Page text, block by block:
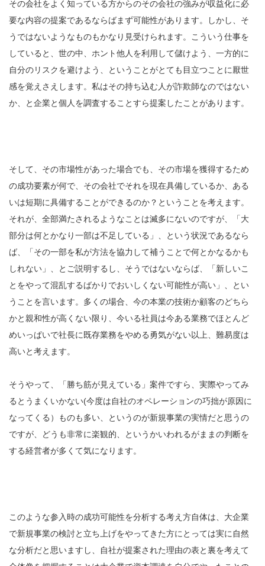
その会社をよく知っている方からのその会社の強みが収益化に必
要な内容の提案であるならばまず可能性があります。しかし、そ
うではないようなものもかなり見受けられます。こういう仕事を
していると、世の中、ホント他人を利用して儲けよう、一方的に
自分のリスクを避けよう、ということがとても目立つことに厭世
感を覚えさえします。 私はその持ち込む人が詐欺師なのではない
か、と企業と個人を調査することすら提案したことがあります。
そして、その市場性があった場合でも、その市場を獲得するため
の成功要素が何で、その会社でそれを現在具備しているか、ある
いは短期に具備することができるのか？ということを考えます。
それが、全部満たされるようなことは滅多にないのですが、「大
部分は何とかなり一部は不足している」、という状況であるなら
ば、「その一部を私が方法を協力して補うことで何とかなるかも
しれない」、とご説明するし、そうではないならば、「新しいこ
とをやって混乱するばかりでおいしくない可能性が高い」、とい
うことを言います。多くの場合、今の本業の技術か顧客のどちら
かと親和性が高くない限り、今いる社員は今ある業務でほとんど
めいっぱいで社長に既存業務をやめる勇気がない以上、難易度は
高いと考えます。
そうやって、「勝ち筋が見えている」案件ですら、実際やってみ
るとうまくいかない(今度は自社のオペレーションの巧拙が原因に
なってくる）ものも多い、というのが新規事業の実情だと思うの
ですが、どうも非常に楽観的、というかいわれるがままの判断を
する経営者が多くて気になります。
このような参入時の成功可能性を分析する考え方自体は、大企業
で新規事業の検討と立ち上げをやってきた方にとっては実に自然
な分析だと思いますし、自社が提案された理由の表と裏を考えて